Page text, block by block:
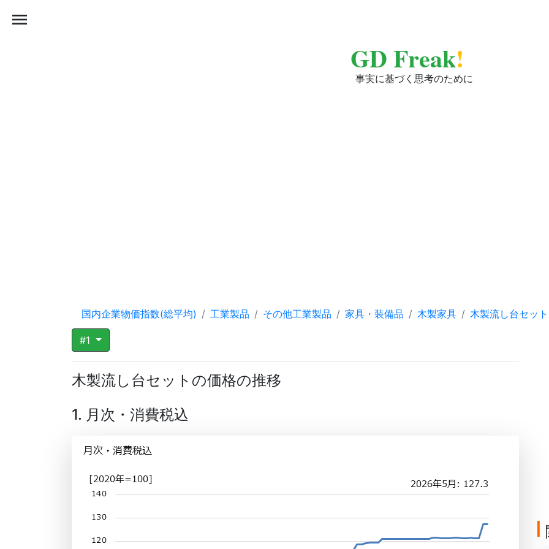
GD Freak!
事実に基づく思考のために
menu
国内企業物価指数(総平均) 工業製品 その他工業製品 家具・装備品 木製家具 木製流し台セット
#1
木製流し台セットの価格の推移
1. 月次・消費税込